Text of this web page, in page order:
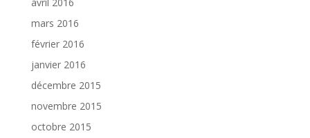
mars 2016
février 2016
janvier 2016
décembre 2015
novembre 2015
octobre 2015